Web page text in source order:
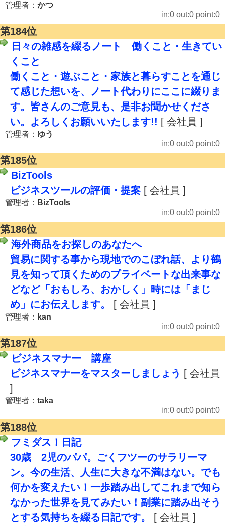
管理者： かつ
in:0 out:0 point:0
第184位
日々の雑感を綴るノート 働くこと・生きてい
くこと
働くこと・遊ぶこと・家族と暮らすことを通じ
て感じた想いを、ノート代わりにここに綴りま
す。皆さんのご意見も、是非お聞かせくださ
い。よろしくお願いいたします!! [ 会社員 ]
管理者： ゆう
in:0 out:0 point:0
第185位
BizTools
ビジネスツールの評価・提案 [ 会社員 ]
管理者： BizTools
in:0 out:0 point:0
第186位
海外商品をお探しのあなたへ
貿易に関する事から現地でのこぼれ話、より鶴
見を知って頂くためのプライベートな出来事な
どなど「おもしろ、おかしく」時には「まじ
め」にお伝えします。
[ 会社員 ]
管理者： kan
in:0 out:0 point:0
第187位
ビジネスマナー 講座
ビジネスマナーをマスターしましょう [ 会社員
]
管理者： taka
in:0 out:0 point:0
第188位
フミダス！日記
30歳 2児のパパ。ごくフツーのサラリーマ
ン。今の生活、人生に大きな不満はない。でも
何かを変えたい！一歩踏み出してこれまで知ら
なかった世界を見てみたい！副業に踏み出そう
とする気持ちを綴る日記です。
[ 会社員 ]